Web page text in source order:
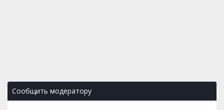
Сообщить модератору